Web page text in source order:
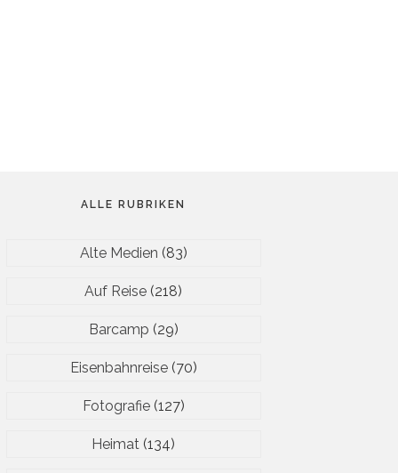
ALLE RUBRIKEN
Alte Medien (83)
Auf Reise (218)
Barcamp (29)
Eisenbahnreise(70)
Fotografie(127)
Heimat (134)